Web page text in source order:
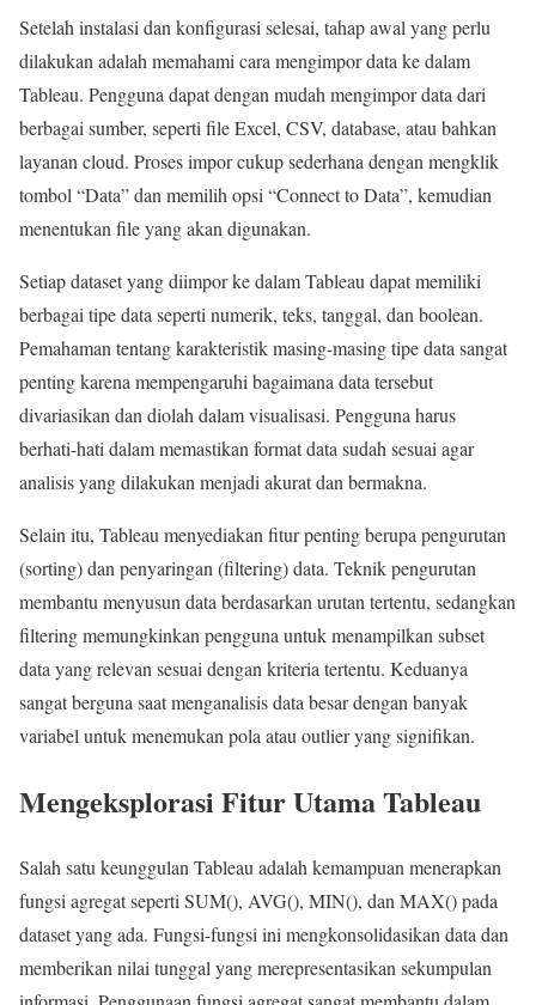
Setelah instalasi dan konfigurasi selesai, tahap awal yang perlu
dilakukan adalah memahami cara mengimpor data ke dalam
Tableau. Pengguna dapat dengan mudah mengimpor data dari
berbagai sumber, seperti file Excel, CSV, database, atau bahkan
layanan cloud. Proses impor cukup sederhana dengan mengklik
tombol “Data” dan memilih opsi “Connect to Data”, kemudian
menentukan file yang akan digunakan.
Setiap dataset yang diimpor ke dalam Tableau dapat memiliki
berbagai tipe data seperti numerik, teks, tanggal, dan boolean.
Pemahaman tentang karakteristik masing-masing tipe data sangat
penting karena mempengaruhi bagaimana data tersebut
divariasikan dan diolah dalam visualisasi. Pengguna harus
berhati-hati dalam memastikan format data sudah sesuai agar
analisis yang dilakukan menjadi akurat dan bermakna.
Selain itu, Tableau menyediakan fitur penting berupa pengurutan
(sorting) dan penyaringan (filtering) data. Teknik pengurutan
membantu menyusun data berdasarkan urutan tertentu, sedangkan
filtering memungkinkan pengguna untuk menampilkan subset
data yang relevan sesuai dengan kriteria tertentu. Keduanya
sangat berguna saat menganalisis data besar dengan banyak
variabel untuk menemukan pola atau outlier yang signifikan.
Mengeksplorasi Fitur Utama Tableau
Salah satu keunggulan Tableau adalah kemampuan menerapkan
fungsi agregat seperti SUM(), AVG(), MIN(), dan MAX() pada
dataset yang ada. Fungsi-fungsi ini mengkonsolidasikan data dan
memberikan nilai tunggal yang merepresentasikan sekumpulan